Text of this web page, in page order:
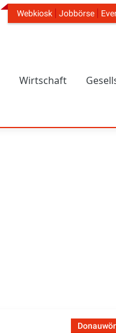
Header
Webkiosk Jobbörse
Wirtschaft